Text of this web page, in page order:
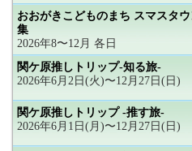
おおがきこどものまち スマスタ
集
2026年8〜12月 各日
関ケ原推しトリップ-知る旅-
2026年6月2日(火)〜12月27日(日)
関ケ原推しトリップ -推す旅-
2026年6月1日(月)〜12月27日(日)